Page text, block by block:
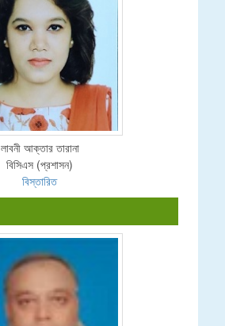
লাবনী আক্তার তারানা
বিসিএস (প্রশাসন)
বিস্তারিত